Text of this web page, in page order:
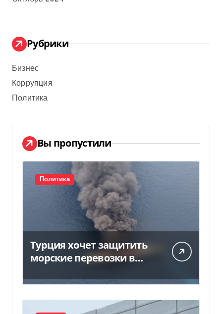
Рубрики
Бизнес
Коррупция
Политика
Вы пропустили
Политика
Турция хочет защитить
морские перевозки в
предложение отправили
в Россию